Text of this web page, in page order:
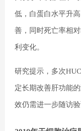
低，白蛋白水平升
善，同时死亡率相
利变化。
研究提示，多次
定长期改善肝功能
效仍需进一步随访验